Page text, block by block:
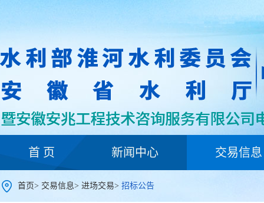
首 页 新闻中心 交易信息
首页> 交易信息> 进场交易> 招标公告